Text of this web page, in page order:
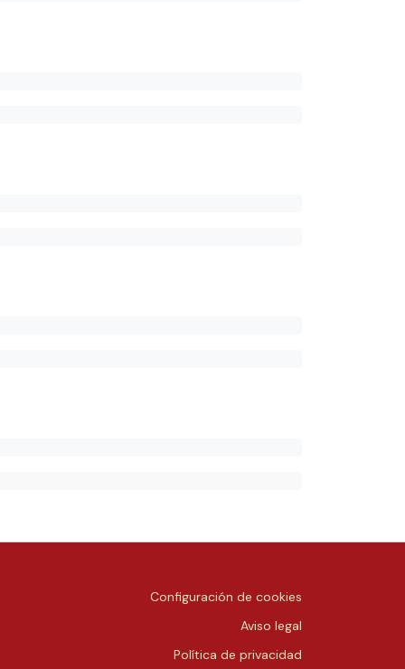
Configuración de cookies
Aviso legal
Política de privacidad